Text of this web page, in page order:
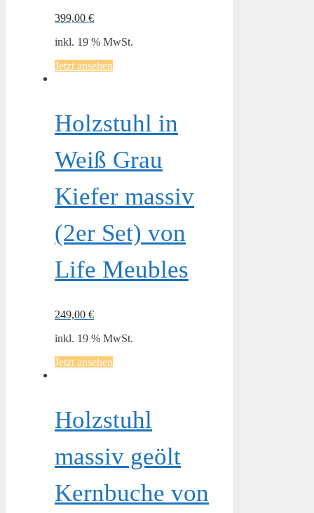
399,00 €
inkl. 19 % MwSt.
Jetzt ansehen
Holzstuhl in
Weiß Grau
Kiefer massiv
(2er Set) von
Life Meubles
249,00 €
inkl. 19 % MwSt.
Jetzt ansehen
Holzstuhl
massiv geölt
Kernbuche von